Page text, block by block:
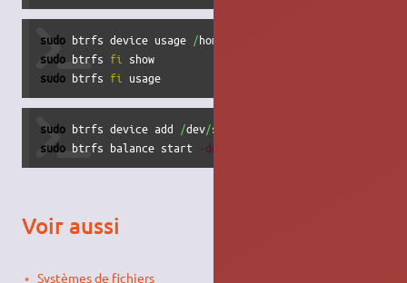
sudo btrfs device usage /
sudo btrfs fi
sudo btrfs fi usage
sudo btrfs device add /dev/sdc
sudo btrfs balance start -dconvert
Voir aussi
Systèmes de fichiers